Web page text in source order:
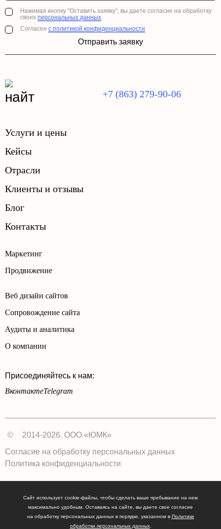
Нажимая кнопку "Оставить заявку", вы даете согласие на обработку
своих персональных данных
Согласен с политикой конфиденциальности
Отправить заявку
+7 (863) 279-90-06
Маркетинг
Продвижение
Веб дизайн сайтов
Сопровождение сайта
Аудиты и аналитика
О компании
Присоединяйтесь к нам:
ВконтактеTelegram
Услуги и цены
Кейсы
Отрасли
Клиенты и отзывы
Блог
Контакты
©
2014-2026. ООО «ЮМК»
Согласие на обработку персональных данных
Политика конфиденциальности
Сайт использует cookie-файлы, чтобы сделать ваше пребывание на нем
максимально удобным. Оставаясь на сайте, вы даете свое согласие
на обработку персональных данных в порядке, указанном в Политике
обработки персональных данных.